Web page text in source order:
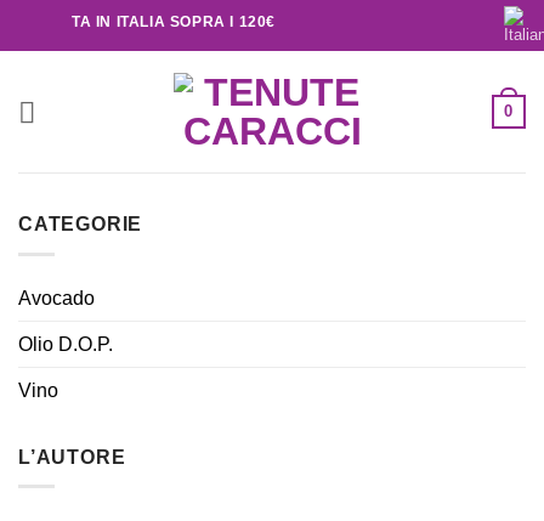
IN ITALIA SOPRA I 120€
0
CATEGORIE
Avocado
Olio D.O.P.
Vino
L’AUTORE